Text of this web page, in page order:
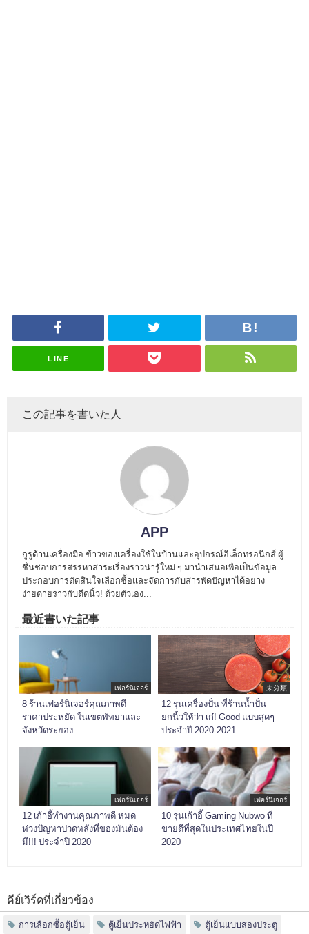
LINE
この記事を書いた人
APP
กูรูด้านเครื่องมือ ข้าวของเครื่องใช้ในบ้านและอุปกรณ์อิเล็กทรอนิกส์ ผู้
ชื่นชอบการสรรหาสาระเรื่องราวน่ารู้ใหม่ ๆ มานำเสนอเพื่อเป็นข้อมูล
ประกอบการตัดสินใจเลือกซื้อและจัดการกับสารพัดปัญหาได้อย่าง
ง่ายดายราวกับดีดนิ้ว! ด้วยตัวเอง...
最近書いた記事
เฟอร์นิเจอร์
8 ร้านเฟอร์นิเจอร์คุณภาพดี
ราคาประหยัด ในเขตพัทยาและ
จังหวัดระยอง
未分類
12 รุ่นเครื่องปั่น ที่ร้านน้ำปั่น
ยกนิ้วให้ว่า เก๋! Good แบบสุดๆ
ประจำปี 2020-2021
เฟอร์นิเจอร์
12 เก้าอี้ทำงานคุณภาพดี หมด
ห่วงปัญหาปวดหลังที่ของมันต้อง
มี!!! ประจำปี 2020
เฟอร์นิเจอร์
10 รุ่นเก้าอี้ Gaming Nubwo ที่
ขายดีที่สุดในประเทศไทยในปี
2020
คีย์เวิร์ดที่เกี่ยวข้อง
การเลือกซื้อตู้เย็น ตู้เย็นประหยัดไฟฟ้า ตู้เย็นแบบสองประตู